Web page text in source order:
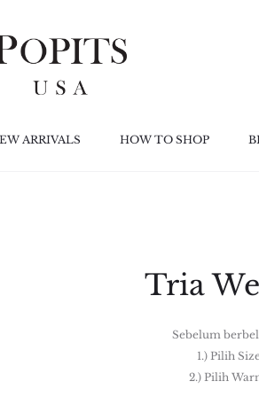
ARRIVALS HOW TO SHOP
Tria
Sebelum
1.) Pilih
2.) Pilih